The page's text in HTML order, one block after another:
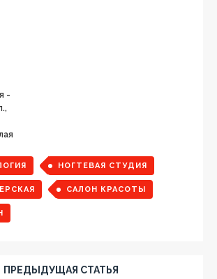
-
НОГТЕВАЯ СТУДИЯ
САЛОН КРАСОТЫ
ПРЕДЫДУЩАЯ СТАТЬЯ